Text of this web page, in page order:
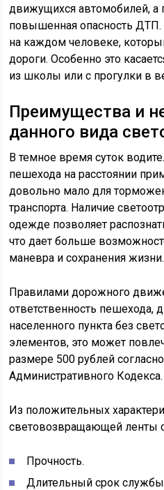
движущихся автомобилей, а
повышенная опасность ДТП.
на каждом человеке,
дороги. Особенно это
из школы или с прогулки в
Преимущества и
данного вида
В темное время суток
пешехода на расстоянии
довольно мало для
транспорта. Наличие
одежде позволяет
что дает больше
маневра и сохранения жизни.
Правилами дорожного
ответственность пешехода,
населенного пункта без
элементов, это может
размере 500 рублей
Административного Кодекса.
Из положительных
световозвращающей ленты
Прочность.
Длительный срок